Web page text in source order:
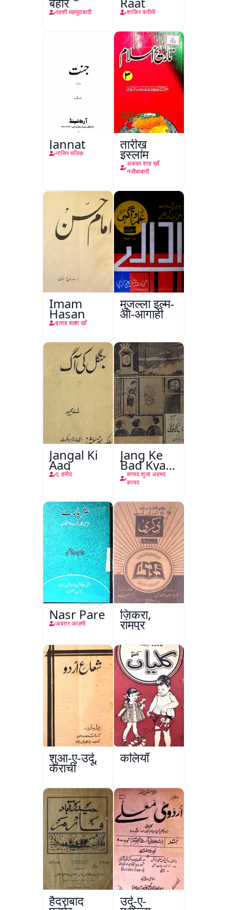
वहशी महमूदाबादी शाकिर करीमी
Jannat
नासिर मलिक
तारीख़
इस्लाम
अकबर शाह ख़ाँ
नजीबाबादी
Imam
Hasan
इलाह बख़्श ख़ाँ
मुजल्ला इल्म-
ओ-आगाही
Jangal Ki
Aag
ए. हमीद
Jang Ke
Bad Kya
Hoga
सय्यद शुजा अहमद
क़ायद
Nasr Pare
अबरार आज़मी
ज़िकरा,
रामपुर
शुआ-ए-उर्दू,
कराची
कलियाँ
हैदराबाद उर्दू-ए-